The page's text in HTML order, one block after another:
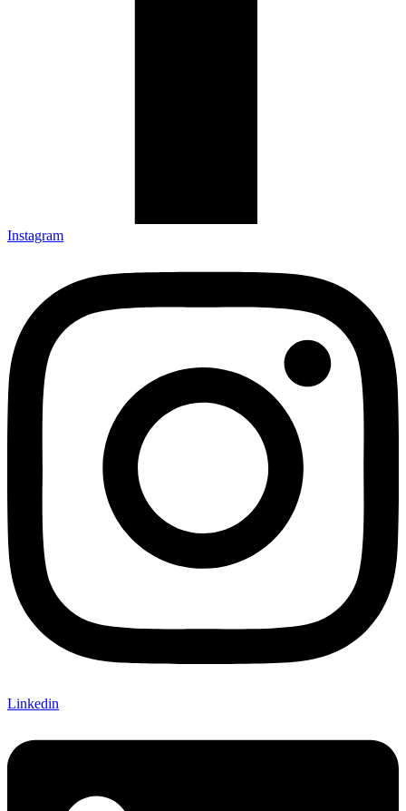
Instagram
Linkedin